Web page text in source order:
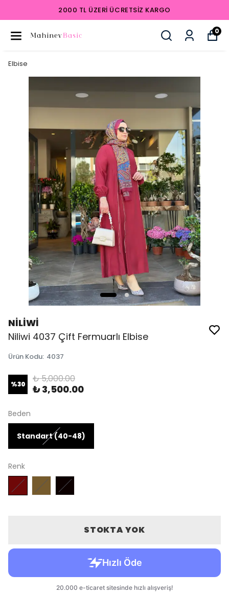
2000 TL ÜZERI ÜCRETSIZ KARGO
0
Elbise
NİLİWİ
Niliwi 4037 Çift Fermuarlı Elbise
Ürün Kodu: 4037
%30 ₺ 5,000.00
₺ 3,500.00
Beden
Standart (40-48)
Renk
STOKTA YOK